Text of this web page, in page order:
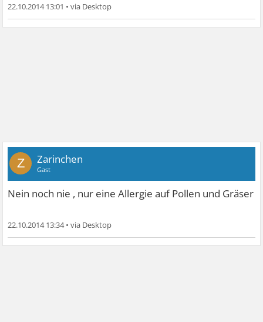
22.10.2014 13:01 •
Z Zarinchen
Gast
Nein noch nie , nur eine Allergie auf Pollen und Gräser
22.10.2014 13:34•